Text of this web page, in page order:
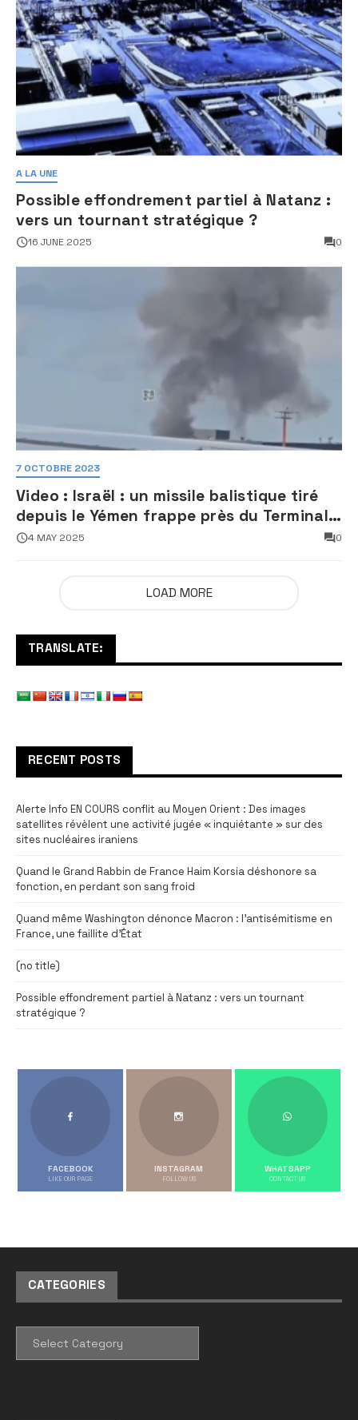
A LA UNE
Possible effondrement partiel à Natanz :
vers un tournant stratégique ?
16 JUNE 2025 0
7 OCTOBRE 2023
Video : Israël : un missile balistique tiré
depuis le Yémen frappe près du Terminal
3 de l’aéroport Ben Gourion
4 MAY 2025 0
LOAD MORE
TRANSLATE:
RECENT POSTS
Alerte Info EN COURS conflit au Moyen Orient : Des images
satellites révèlent une activité jugée « inquiétante » sur des
sites nucléaires iraniens
Quand le Grand Rabbin de France Haim Korsia déshonore sa
fonction, en perdant son sang froid
Quand même Washington dénonce Macron : l’antisémitisme en
France, une faillite d’État
(no title)
Possible effondrement partiel à Natanz : vers un tournant
stratégique ?
FACEBOOK
LIKE OUR PAGE
INSTAGRAM
FOLLOW US
WHATSAPP
CONTACT US
CATEGORIES